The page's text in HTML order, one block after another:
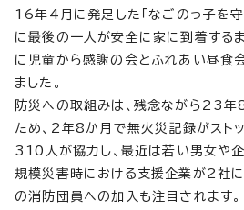
16年4月に発足した「なごのっ子を守
に最後の一人が安全に家に到着する
に児童から感謝の会とふれあい昼食
ました。
防災への取組みは、残念ながら23年
ため、2年8か月で無火災記録がスト
310人が協力し、最近は若い男女や
規模災害時における支援企業が2社に
の消防団員への加入も注目されます。